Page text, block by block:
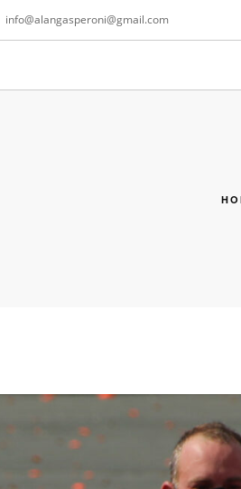
info@alangasperoni@gmail.com